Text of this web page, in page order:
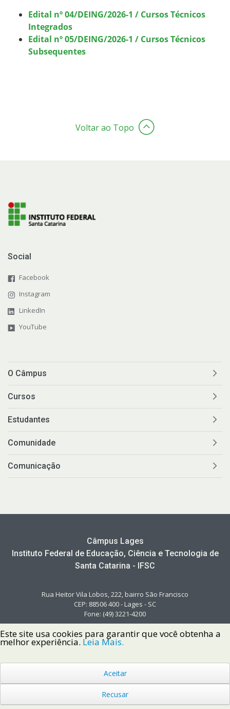
Edital nº 04/DEING/2026-1 / Cursos Técnicos
Integrados
Edital nº 05/DEING/2026-1 / Cursos Técnicos
Subsequentes
Voltar ao Topo
Social
Facebook
Instagram
LinkedIn
YouTube
O Câmpus
Cursos
Estudantes
Comunidade
Comunicação
Câmpus Lages
Instituto Federal de Educação, Ciência e Tecnologia de
Santa Catarina - IFSC
Rua Heitor Vila Lobos, 222, bairro São Francisco
CEP: 88506 400 - Lages - SC
Fone: (49) 3221-4200
Copyright © 2022 Instituto Federal de Santa Catarina IFSC
Todos os Direitos Reservados.
Este site usa cookies para garantir que você obtenha a
melhor experiência. Leia Mais.
Aceitar
Recusar